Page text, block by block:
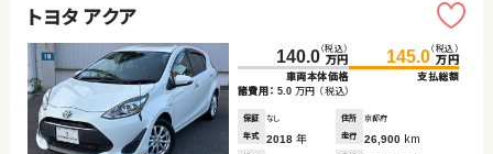
トヨタ アクア
140.0（税込）
万円
車両本体価格
145.0（税込）
万円
支払総額
諸費用： 5.0 万円 （税込）
保証 なし 住所
京都府
年式
2018 年 走行 26,900 km